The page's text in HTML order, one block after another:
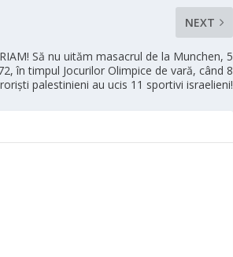
NEXT
Să nu uităm masacrul de la Munchen, 5
în timpul Jocurilor Olimpice de vară, când 8
palestinieni au ucis 11 sportivi israelieni!